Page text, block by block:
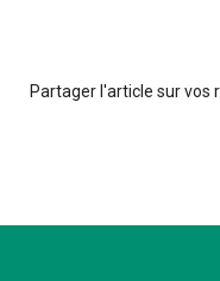
Partager l'article sur vos